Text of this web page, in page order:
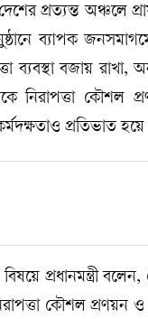
প্রত্যন্ত অঞ্চলে
ব্যাপক
ব্যবস্থা বজায় রাখা,
নিরাপত্তা কৌশল
প্রতিভাত হয়ে
প্রধানমন্ত্রী
কৌশল প্রণয়ন